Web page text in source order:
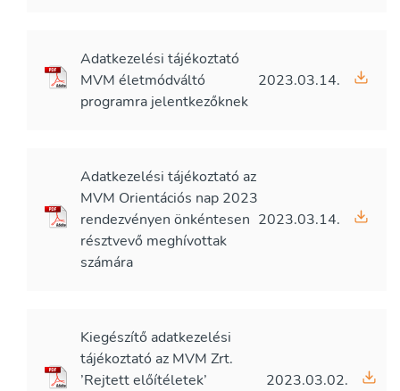
Adatkezelési tájékoztató
MVM életmódváltó
programra jelentkezőknek
2023.03.14.
Adatkezelési tájékoztató az
MVM Orientációs nap 2023
rendezvényen önkéntesen
résztvevő meghívottak
számára
2023.03.14.
Kiegészítő adatkezelési
tájékoztató az MVM Zrt.
’Rejtett előítéletek’
2023.03.02.